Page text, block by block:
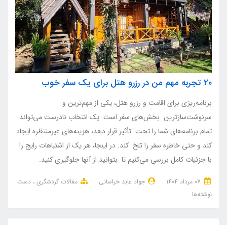
20 تجربه مهم من در رزرو هتل برای یک سفر خوب
برنامه‌ریزی برای اقامت و رزرو هتل، یکی از مهم‌ترین و
سرنوشت‌سازترین بخش‌های سفر است. یک انتخاب نادرست می‌تواند
تمام برنامه‌های شما را تحت تأثیر قرار دهد، هزینه‌های غیرمنتظره ایجاد
کند و حتی خاطره سفر را تلخ کند. در اینجا، هر یک از اشتباهات رایج را
با جزئیات کامل بررسی می‌کنیم تا بتوانید از آنها جلوگیری کنید.
جواد عابد خراسانی مقالات گردشگری دست
نوشته‌ها